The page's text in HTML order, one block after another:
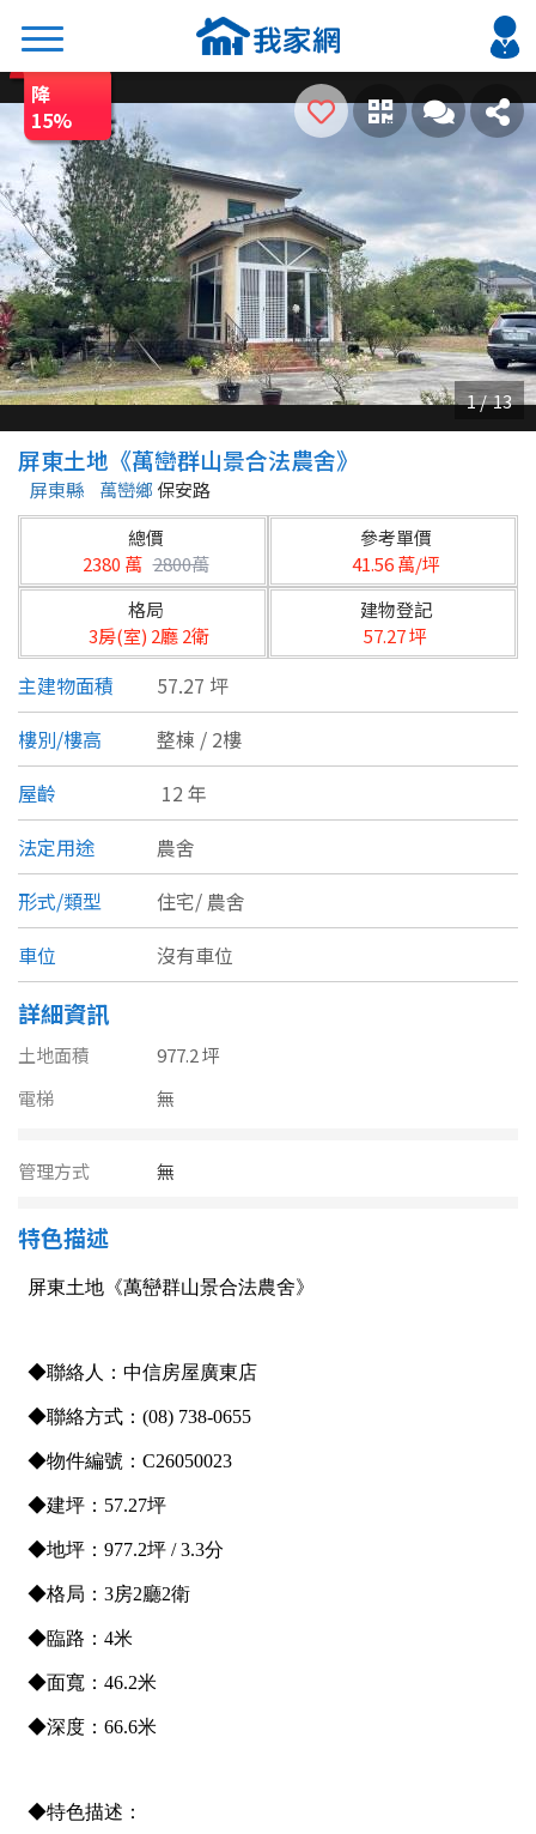
搜尋
熱門關鍵字
2026 台北降價好屋限量釋出
2026 新北降價好屋限量釋出
2026 台中降價好屋限量釋出
2026 台南降價好屋限量釋出
2026 高雄降價好屋限量釋出
縣市
不限
台北市
基隆市
新北市
宜蘭縣
桃園市
新竹市
新竹縣
苗栗縣
台中市
嘉義市
台南市
屏東縣
台東縣
花蓮縣
區域
類型(可複選)
公寓
別墅 透天厝
農舍 辦公
坪數
20~30 坪
40~50 坪
60~70 坪
~
樓層
不拘
3樓
5~10樓
21樓以上
降
15%
屏東土地《萬巒群山景合法農舍》
屏東縣 萬巒鄉 保安路
總價
2380 萬2800萬
參考單價
41.56 萬/坪
格局
3房(室) 2廳 2衛
建物登記
57.27 坪
主建物面積
57.27 坪
樓別/樓高
整棟 / 2樓
屋齡
12 年
法定用途
農舍
形式/類型
住宅/ 農舍
車位
沒有車位
詳細資訊
土地面積
977.2 坪
電梯
無
管理方式 無
特色描述